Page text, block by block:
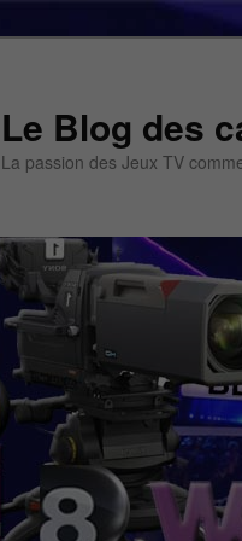
Le Blog des
La passion des Jeux TV